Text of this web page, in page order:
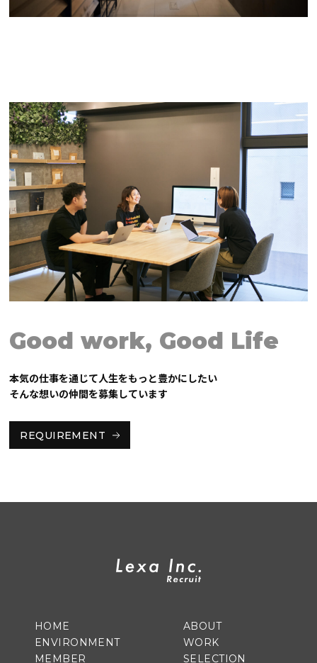
Good work, Good Life
本気の仕事を通じて人生をもっと豊かにしたい
そんな想いの仲間を募集しています
REQUIREMENT
HOME
ABOUT
ENVIRONMENT
WORK
MEMBER
SELECTION